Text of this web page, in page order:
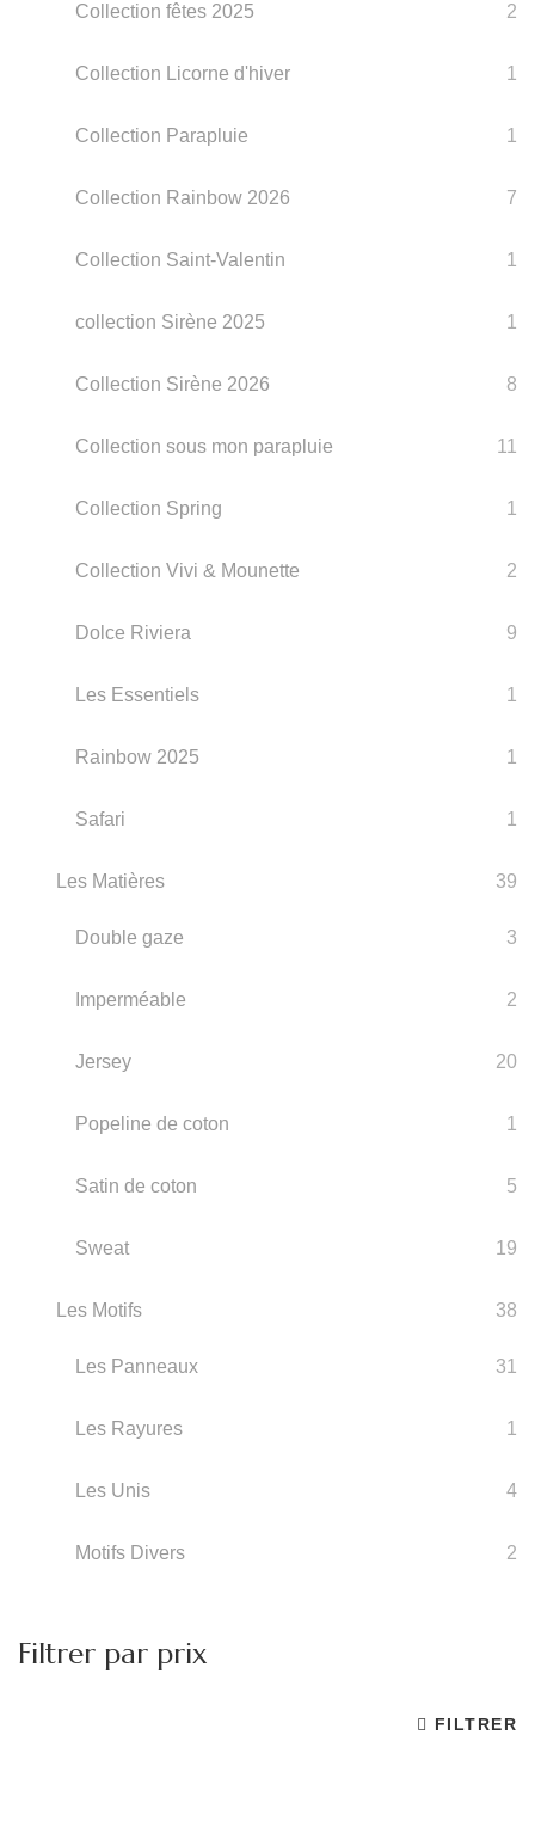
Collection fêtes 2025 2
Collection Licorne d'hiver 1
Collection Parapluie 1
Collection Rainbow 2026 7
Collection Saint-Valentin 1
collection Sirène 2025 1
Collection Sirène 2026 8
Collection sous mon parapluie 11
Collection Spring 1
Collection Vivi & Mounette 2
Dolce Riviera 9
Les Essentiels 1
Rainbow 2025 1
Safari 1
Les Matières 39
Double gaze 3
Imperméable 2
Jersey 20
Popeline de coton 1
Satin de coton 5
Sweat 19
Les Motifs 38
Les Panneaux 31
Les Rayures 1
Les Unis 4
Motifs Divers 2
Filtrer par prix
FILTRER